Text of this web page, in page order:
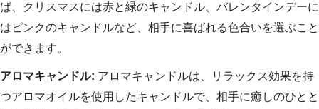
ば、クリスマスには赤と緑のキャンドル、バレンタインデーに
はピンクのキャンドルなど、相手に喜ばれる色合いを選ぶこと
ができます。
アロマキャンドル: アロマキャンドルは、リラックス効果を持
つアロマオイルを使用したキャンドルで、相手に癒しのひとと